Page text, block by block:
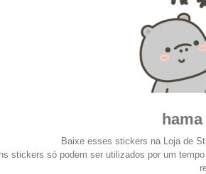
Baixe esses stickers na Loja de
stickers só podem ser utilizados por um